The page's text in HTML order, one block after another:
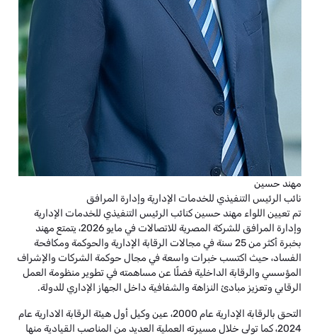
مهند حسين
نائب الرئيس التنفيذي للخدمات الإدارية وإدارة المرافق
تم تعيين اللواء مهند حسين كنائب الرئيس التنفيذي للخدمات الإدارية
وإدارة المرافق للشركة المصرية للاتصالات في مايو 2026، يتمتع مهند
بخبرة أكثر من 25 سنة في مجالات الرقابة الإدارية والحوكمة ومكافحة
الفساد، حيث اكتسب خبرات واسعة في مجال حوكمة الشركات والإشراف
المؤسسي والرقابة الداخلية فضلًا عن مساهمته في تطوير منظومة العمل
الرقابي وتعزيز مبادئ النزاهة والشفافية داخل الجهاز الإداري للدولة.
التحق بالرقابة الإدارية عام 2000، عين وكيل أول هيئة الرقابة الادارية عام
2024، كما تولى خلال مسيرته العملية العديد من المناصب القيادية منها